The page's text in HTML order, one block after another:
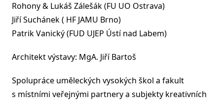
Rohony & Lukáš Zálešák (FU UO Ostrava)
Jiří Suchánek ( HF JAMU Brno)
Patrik Vanický (FUD UJEP Ústí nad Labem)
Architekt výstavy: MgA. Jiří Bartoš
Spolupráce uměleckých vysokých škol a fakult
s místními veřejnými partnery a subjekty kreativních